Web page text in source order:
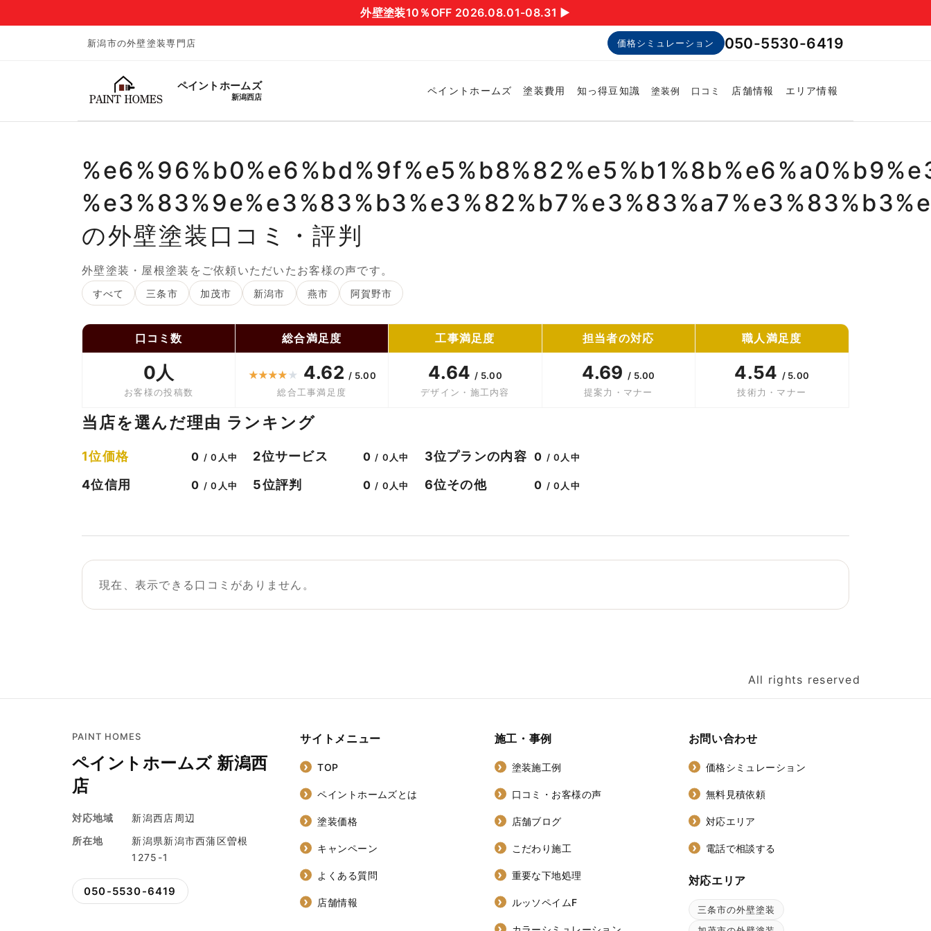
外壁塗装10％OFF 2026.08.01-08.31 ▶︎
新潟市の外壁塗装専門店 価格シミュレーション 050-5530-6419
ペイントホームズ
新潟西店
ペイントホームズ 塗装費用 知っ得豆知識 塗装例 口コミ 店舗情報 エリア情報
の外壁塗装口コミ・評判
外壁塗装・屋根塗装をご依頼いただいたお客様の声です。
すべて 三条市 加茂市 新潟市 燕市 阿賀野市
口コミ数
0人
お客様の投稿数
総合満足度
★★★★ ★ 4.62 / 5.00
総合工事満足度
工事満足度
4.64 / 5.00
デザイン・施工内容
担当者の対応
4.69 / 5.00
提案力・マナー
職人満足度
4.54 / 5.00
技術力・マナー
当店を選んだ理由 ランキング
1位価格 0 / 0人中 2位サービス 0 / 0人中 3位プランの内容 0 / 0人中
4位信用 0 / 0人中 5位評判 0 / 0人中 6位その他 0 / 0人中
現在、表示できる口コミがありません。
All rights reserved
PAINT HOMES
ペイントホームズ 新潟西
店
対応地域
新潟西店周辺
所在地
新潟県新潟市西蒲区曽根
1275-1
050-5530-6419
サイトメニュー
TOP
ペイントホームズとは
塗装価格
キャンペーン
よくある質問
店舗情報
施工・事例
塗装施工例
口コミ・お客様の声
店舗ブログ
こだわり施工
重要な下地処理
ルッソペイムF
お問い合わせ
価格シミュレーション
無料見積依頼
対応エリア
電話で相談する
対応エリア
三条市の外壁塗装